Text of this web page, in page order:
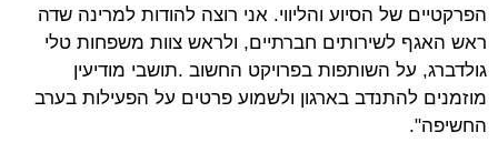
הפרקטיים של הסיוע והליווי. אני רוצה להודות למרינה שדה
ראש האגף לשירותים חברתיים, ולראש צוות משפחות טלי
גולדברג, על השותפות בפרויקט החשוב .תושבי מודיעין
מוזמנים להתנדב בארגון ולשמוע פרטים על הפעילות בערב
החשיפה".